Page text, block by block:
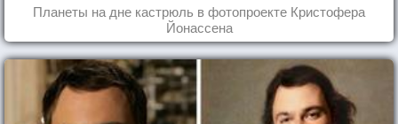
Планеты на дне кастрюль в фотопроекте Кристофера
Йонассена